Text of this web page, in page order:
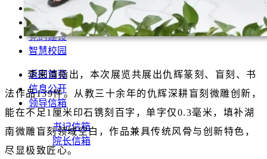
教育教学
科学研究
党的建设
智慧校园
返回首页
信息公开
领导信箱
书记信箱
院长信箱
李来清指出，本次展览共展出仇辉篆刻、盲刻、书
法作品139件。从教三十余年的仇辉深耕盲刻微雕创新，
能在不足1厘米印石镌刻百字，单字仅0.3毫米，填补湖
南微雕盲刻领域空白，作品兼具传统风骨与创新特色，
尽显极致匠心。